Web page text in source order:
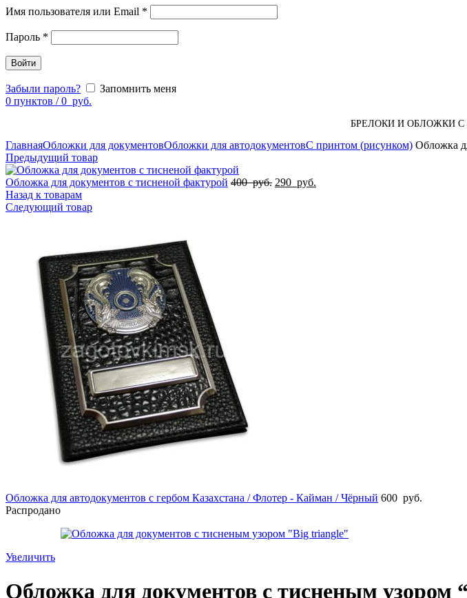
Имя пользователя или Email *
Пароль *
Войти
Забыли пароль?
Запомнить меня
0 пунктов / 0 руб.
БРЕЛОКИ И ОБЛОЖКИ
ГлавнаяОбложки для документовОбложки для автодокументовС принтом (рисунком) Обложка
Предыдущий товар
Обложка для документов с тисненой фактурой 400руб. 290 руб.
Назад к товарам
Следующий товар
Обложка для автодокументов с гербом Казахстана / Флотер - Кайман / Чёрный 600 руб.
Распродано
Увеличить
Обложка для документов с тисненым узором